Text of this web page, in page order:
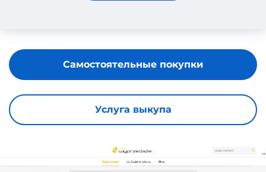
Услуга выкупа
Самостоятельные покупки